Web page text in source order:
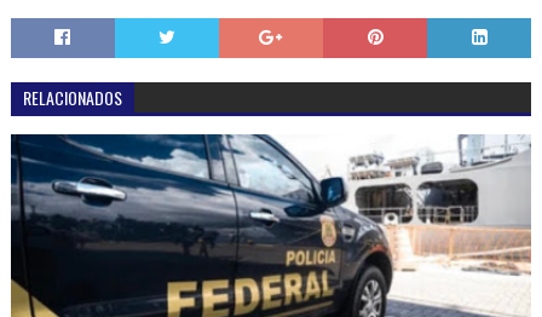
RELACIONADOS